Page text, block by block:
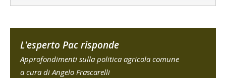
L'esperto Pac risponde
Approfondimenti sulla politica agricola comune
a cura di Angelo Frascarelli